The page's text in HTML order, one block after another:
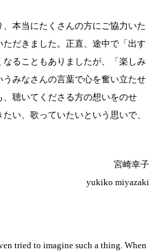
本当にたくさんの⽅にご協⼒いた
だきました。正直、途中で「出す
ることもありましたが、「楽しみ
みなさんの⾔葉で⼼を奮い⽴たせ
聴いてくださる⽅の想いをのせ
い、歌っていたいという思いで、
宮崎幸子
yukiko miyazaki
tried to imagine such a thing. When